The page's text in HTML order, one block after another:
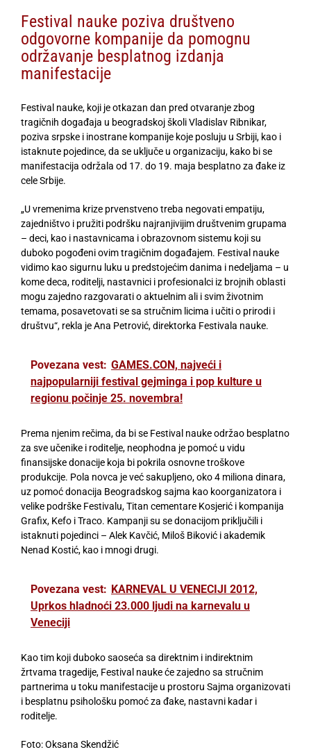
Festival nauke poziva društveno
odgovorne kompanije da pomognu
održavanje besplatnog izdanja
manifestacije
Festival nauke, koji je otkazan dan pred otvaranje zbog
tragičnih događaja u beogradskoj školi Vladislav Ribnikar,
poziva srpske i inostrane kompanije koje posluju u Srbiji, kao i
istaknute pojedince, da se uključe u organizaciju, kako bi se
manifestacija održala od 17. do 19. maja besplatno za đake iz
cele Srbije.
„U vremenima krize prvenstveno treba negovati empatiju,
zajedništvo i pružiti podršku najranjivijim društvenim grupama
– deci, kao i nastavnicama i obrazovnom sistemu koji su
duboko pogođeni ovim tragičnim događajem. Festival nauke
vidimo kao sigurnu luku u predstojećim danima i nedeljama – u
kome deca, roditelji, nastavnici i profesionalci iz brojnih oblasti
mogu zajedno razgovarati o aktuelnim ali i svim životnim
temama, posavetovati se sa stručnim licima i učiti o prirodi i
društvu“, rekla je Ana Petrović, direktorka Festivala nauke.
Povezana vest: GAMES.CON, najveći i
najpopularniji festival gejminga i pop kulture u
regionu počinje 25. novembra!
Prema njenim rečima, da bi se Festival nauke održao besplatno
za sve učenike i roditelje, neophodna je pomoć u vidu
finansijske donacije koja bi pokrila osnovne troškove
produkcije. Pola novca je već sakupljeno, oko 4 miliona dinara,
uz pomoć donacija Beogradskog sajma kao koorganizatora i
velike podrške Festivalu, Titan cementare Kosjerić i kompanija
Grafix, Kefo i Traco. Kampanji su se donacijom priključili i
istaknuti pojedinci – Alek Kavčić, Miloš Biković i akademik
Nenad Kostić, kao i mnogi drugi.
Povezana vest: KARNEVAL U VENECIJI 2012,
Uprkos hladnoći 23.000 ljudi na karnevalu u
Veneciji
Kao tim koji duboko saoseća sa direktnim i indirektnim
žrtvama tragedije, Festival nauke će zajedno sa stručnim
partnerima u toku manifestacije u prostoru Sajma organizovati
i besplatnu psihološku pomoć za đake, nastavni kadar i
roditelje.
Foto: Oksana Skendžić